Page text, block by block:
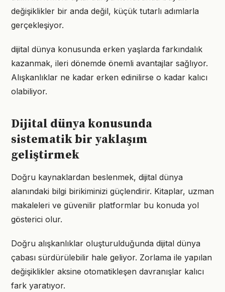
değişiklikler bir anda değil, küçük tutarlı adımlarla
gerçekleşiyor.
dijital dünya konusunda erken yaşlarda farkındalık
kazanmak, ileri dönemde önemli avantajlar sağlıyor.
Alışkanlıklar ne kadar erken edinilirse o kadar kalıcı
olabiliyor.
Dijital dünya konusunda
sistematik bir yaklaşım
geliştirmek
Doğru kaynaklardan beslenmek, dijital dünya
alanındaki bilgi birikiminizi güçlendirir. Kitaplar, uzman
makaleleri ve güvenilir platformlar bu konuda yol
gösterici olur.
Doğru alışkanlıklar oluşturulduğunda dijital dünya
çabası sürdürülebilir hale geliyor. Zorlama ile yapılan
değişiklikler aksine otomatikleşen davranışlar kalıcı
fark yaratıyor.